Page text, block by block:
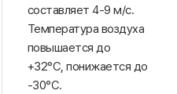
составляет 4-9 м/с.
Температура воздуха
повышается до
+32°С, понижается до
-30°С.